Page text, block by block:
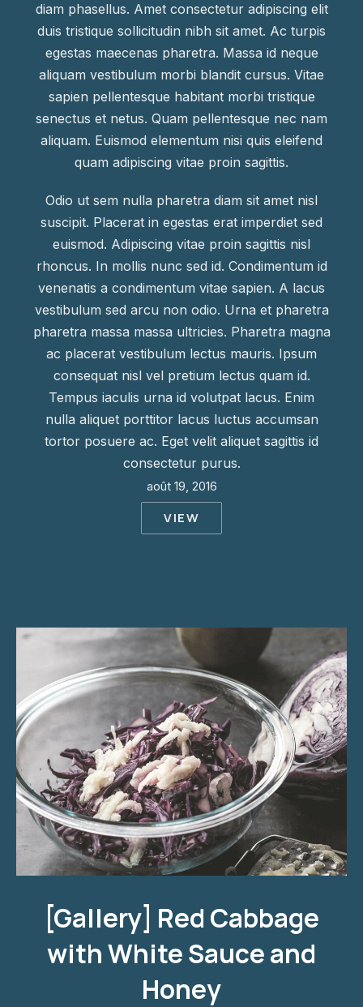
diam phasellus. Amet consectetur adipiscing elit
duis tristique sollicitudin nibh sit amet. Ac turpis
egestas maecenas pharetra. Massa id neque
aliquam vestibulum morbi blandit cursus. Vitae
sapien pellentesque habitant morbi tristique
senectus et netus. Quam pellentesque nec nam
aliquam. Euismod elementum nisi quis eleifend
quam adipiscing vitae proin sagittis.
Odio ut sem nulla pharetra diam sit amet nisl
suscipit. Placerat in egestas erat imperdiet sed
euismod. Adipiscing vitae proin sagittis nisl
rhoncus. In mollis nunc sed id. Condimentum id
venenatis a condimentum vitae sapien. A lacus
vestibulum sed arcu non odio. Urna et pharetra
pharetra massa massa ultricies. Pharetra magna
ac placerat vestibulum lectus mauris. Ipsum
consequat nisl vel pretium lectus quam id.
Tempus iaculis urna id volutpat lacus. Enim
nulla aliquet porttitor lacus luctus accumsan
tortor posuere ac. Eget velit aliquet sagittis id
consectetur purus.
août 19, 2016
VIEW
[Gallery] Red Cabbage
with White Sauce and
Honey